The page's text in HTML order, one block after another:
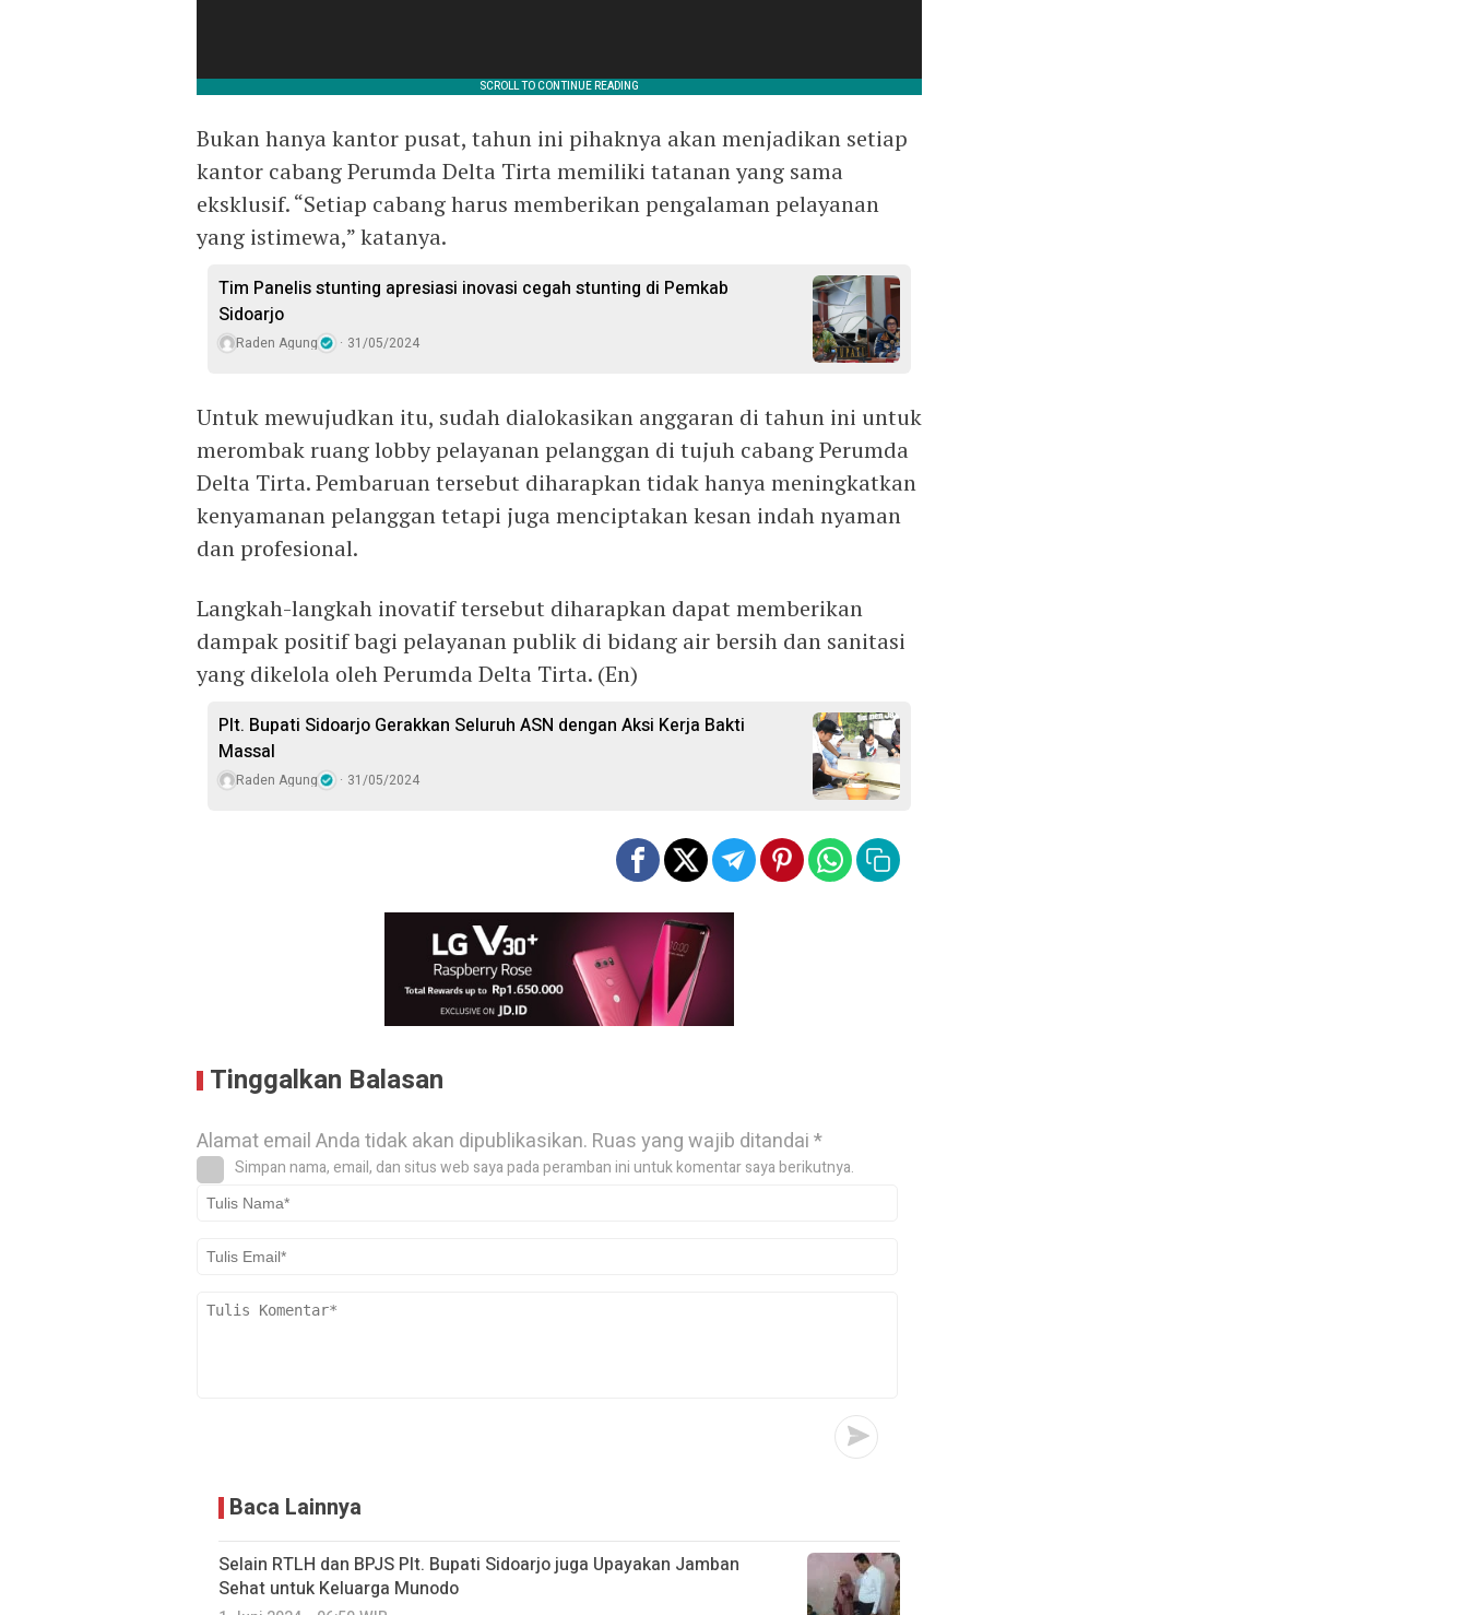
Bukan hanya kantor pusat, tahun ini pihaknya akan menjadikan setiap
kantor cabang Perumda Delta Tirta memiliki tatanan yang sama
eksklusif. “Setiap cabang harus memberikan pengalaman pelayanan
yang istimewa,” katanya.
Tim Panelis stunting apresiasi inovasi cegah stunting di Pemkab
Sidoarjo
Raden Agung 31/05/2024
Untuk mewujudkan itu, sudah dialokasikan anggaran di tahun ini untuk
merombak ruang lobby pelayanan pelanggan di tujuh cabang Perumda
Delta Tirta. Pembaruan tersebut diharapkan tidak hanya meningkatkan
kenyamanan pelanggan tetapi juga menciptakan kesan indah nyaman
dan profesional.
Langkah-langkah inovatif tersebut diharapkan dapat memberikan
dampak positif bagi pelayanan publik di bidang air bersih dan sanitasi
yang dikelola oleh Perumda Delta Tirta. (En)
Plt. Bupati Sidoarjo Gerakkan Seluruh ASN dengan Aksi Kerja Bakti
Massal
Raden Agung 31/05/2024
Tinggalkan Balasan
Alamat email Anda tidak akan dipublikasikan. Ruas yang wajib ditandai*
Simpan nama, email, dan situs web saya pada peramban ini untuk komentar saya berikutnya.
Baca Lainnya
Selain RTLH dan BPJS Plt. Bupati Sidoarjo juga Upayakan Jamban
Sehat untuk Keluarga Munodo